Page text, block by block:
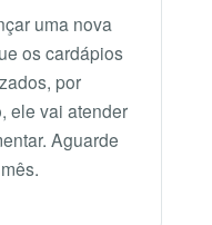
uma nova
os cardápios
por
ele vai atender
Aguarde